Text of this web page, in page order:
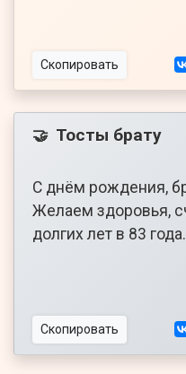
Скопировать
🤝 Тосты брату
С днём рождения,
Желаем здоровья,
долгих лет в 83 года.
Скопировать